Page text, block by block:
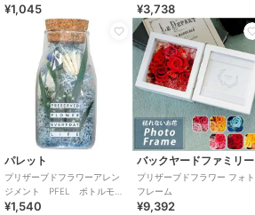
チ アイスランドモスホワイ
¥1,045 ¥3,738
パレット
プリザーブドフラワーアレン
ジメント PFEL ボトルモ
ス アイスランドパウダーブ
¥1,540
バックヤードファミリー
プリザーブドフラワー フォト
フレーム
¥9,392